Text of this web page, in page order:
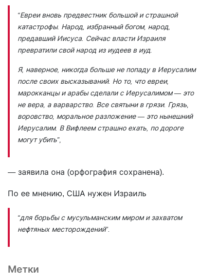
“Евреи вновь предвестник большой и страшной
катастрофы. Народ, избранный богом, народ,
предавший Иисуса. Сейчас власти Израиля
превратили свой народ из иудеев в иуд.
Я, наверное, никогда больше не попаду в Иерусалим
после своих высказываний. Но то, что евреи,
марокканцы и арабы сделали с Иерусалимом — это
не вера, а варварство. Все святыни в грязи. Грязь,
воровство, моральное разложение — это нынешний
Иерусалим. В Вифлеем страшно ехать, по дороге
могут убить”,
— заявила она (орфография сохранена).
По ее мнению, США нужен Израиль
“для борьбы с мусульманским миром и захватом
нефтяных месторождений”.
Метки